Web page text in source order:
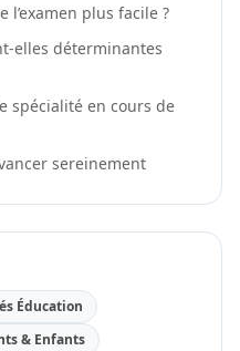
l’examen plus facile ?
elles déterminantes
spécialité en cours de
sereinement
Éducation
& Enfants